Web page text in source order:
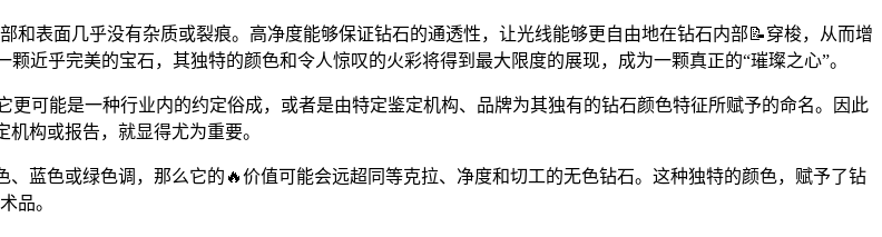
表面几乎没有杂质或裂痕。高净度能够保证钻石的通透性，让光线能够更自由地在钻石内部📝穿梭，从而增
近乎完美的宝石，其独特的颜色和令人惊叹的火彩将得到最大限度的展现，成为一颗真正的“璀璨之心”。
可能是一种行业内的约定俗成，或者是由特定鉴定机构、品牌为其独有的钻石颜色特征所赋予的命名。因此
构或报告，就显得尤为重要。
蓝色或绿色调，那么它的🔥价值可能会远超同等克拉、净度和切工的无色钻石。这种独特的颜色，赋予了钻
品。